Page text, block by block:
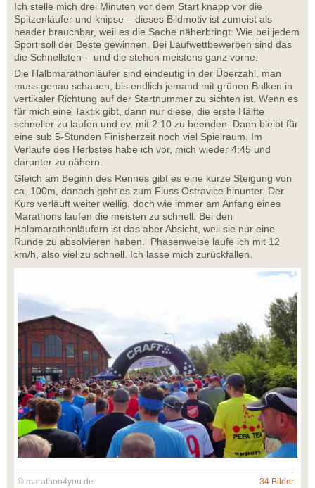
Ich stelle mich drei Minuten vor dem Start knapp vor die
Spitzenläufer und knipse – dieses Bildmotiv ist zumeist als
header brauchbar, weil es die Sache näherbringt: Wie bei jedem
Sport soll der Beste gewinnen. Bei Laufwettbewerben sind das
die Schnellsten - und die stehen meistens ganz vorne.
Die Halbmarathonläufer sind eindeutig in der Überzahl, man
muss genau schauen, bis endlich jemand mit grünen Balken in
vertikaler Richtung auf der Startnummer zu sichten ist. Wenn es
für mich eine Taktik gibt, dann nur diese, die erste Hälfte
schneller zu laufen und ev. mit 2:10 zu beenden. Dann bleibt für
eine sub 5-Stunden Finisherzeit noch viel Spielraum. Im
Verlaufe des Herbstes habe ich vor, mich wieder 4:45 und
darunter zu nähern.
Gleich am Beginn des Rennes gibt es eine kurze Steigung von
ca. 100m, danach geht es zum Fluss Ostravice hinunter. Der
Kurs verläuft weiter wellig, doch wie immer am Anfang eines
Marathons laufen die meisten zu schnell. Bei den
Halbmarathonläufern ist das aber Absicht, weil sie nur eine
Runde zu absolvieren haben. Phasenweise laufe ich mit 12
km/h, also viel zu schnell. Ich lasse mich zurückfallen.
© marathon4you.de 34 Bilder